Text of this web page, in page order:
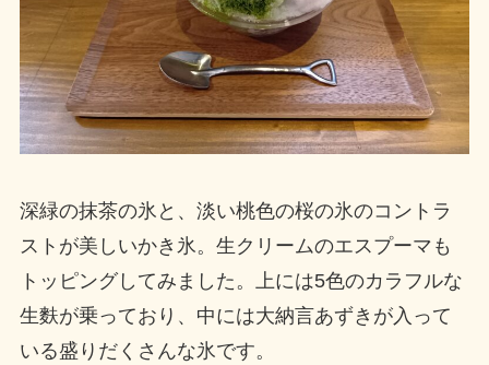
深緑の抹茶の氷と、淡い桃色の桜の氷のコントラ
ストが美しいかき氷。生クリームのエスプーマも
トッピングしてみました。上には5色のカラフルな
生麩が乗っており、中には大納言あずきが入って
いる盛りだくさんな氷です。